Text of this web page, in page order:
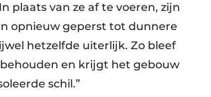
plaats van ze af te voeren, zijn
opnieuw geperst tot dunnere
hetzelfde uiterlijk. Zo bleef
en krijgt het gebouw
schil.”